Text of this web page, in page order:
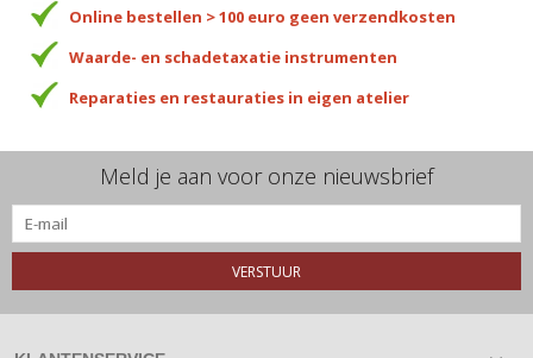
Online bestellen > 100 euro geen verzendkosten
Waarde- en schadetaxatie instrumenten
Reparaties en restauraties in eigen atelier
Meld je aan voor onze nieuwsbrief
VERSTUUR